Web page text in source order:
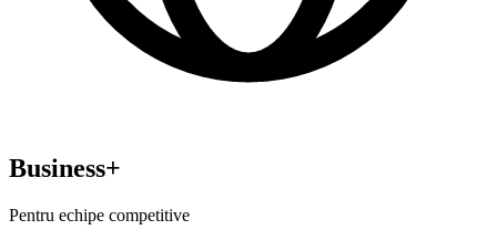
Business+
Pentru echipe competitive